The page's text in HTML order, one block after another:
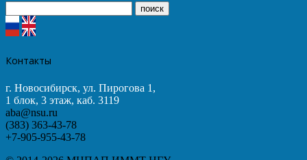
Контакты
г. Новосибирск, ул. Пирогова 1,
1 блок, 3 этаж, каб. 3119
aba@nsu.ru
(383) 363-43-78
+7-905-955-43-78